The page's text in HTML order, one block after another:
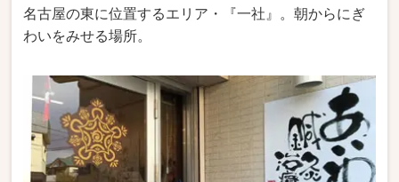
名古屋の東に位置するエリア・『一社』。朝からにぎ
わいをみせる場所。